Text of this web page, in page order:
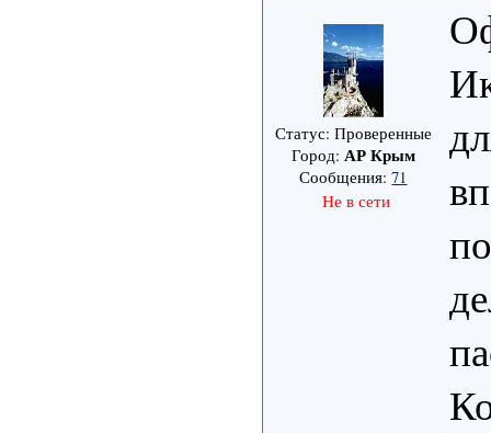
Статус: Проверенные
Город: АР Крым
Сообщения:71
Не в сети